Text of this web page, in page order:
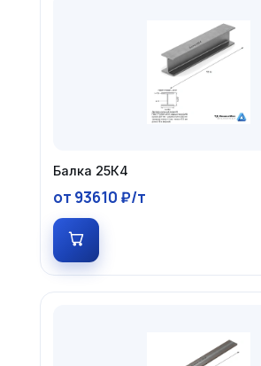
Балка 25К4
от 93610 ₽/т